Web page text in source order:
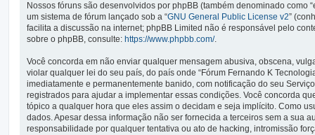
Nossos fóruns são desenvolvidos por phpBB (também denominado como
um sistema de fórum lançado sob a “GNU General Public License v2”
facilita a discussão na internet; phpBB Limited não é responsável pelo
sobre o phpBB, consulte: https://www.phpbb.com/.
Você concorda em não enviar qualquer mensagem abusiva, obscena,
violar qualquer lei do seu país, do país onde “Fórum Fernando K
imediatamente e permanentemente banido, com notificação do seu
registrados para ajudar a implementar essas condições. Você concorda
tópico a qualquer hora que eles assim o decidam e seja implícito. Como
dados. Apesar dessa informação não ser fornecida a terceiros sem a sua
responsabilidade por qualquer tentativa ou ato de hacking, intromissão